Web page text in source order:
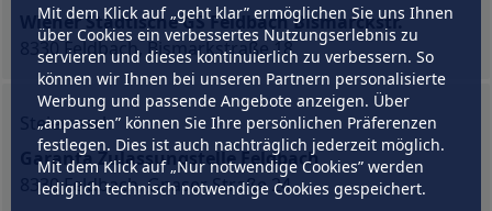
Mit dem Klick auf „geht klar” ermöglichen Sie uns Ihnen
über Cookies ein verbessertes Nutzungserlebnis zu
servieren und dieses kontinuierlich zu verbessern. So
können wir Ihnen bei unseren Partnern personalisierte
Werbung und passende Angebote anzeigen. Über
„anpassen” können Sie Ihre persönlichen Präferenzen
festlegen. Dies ist auch nachträglich jederzeit möglich.
Mit dem Klick auf „Nur notwendige Cookies” werden
lediglich technisch notwendige Cookies gespeichert.
Wiener Städtische GS Feldbach Bismarckstr.
8330 Feldbach, Bismarkstraße 18
Steiermark
Garanta Zulassungstelle Feldbach
8330 Feldbach, Gnaser Straße 24